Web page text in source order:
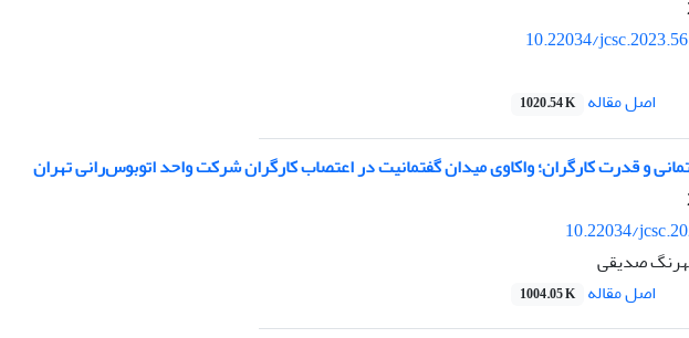
10.22034/
اصل مقاله 1020.54 K
و قدرت کارگران؛ واکاوی میدان گفتمانیت در اعتصاب کارگران شرکت واحد اتوبوس‌رانی تهران
10.22034/
صدیقی
اصل مقاله 1004.05 K